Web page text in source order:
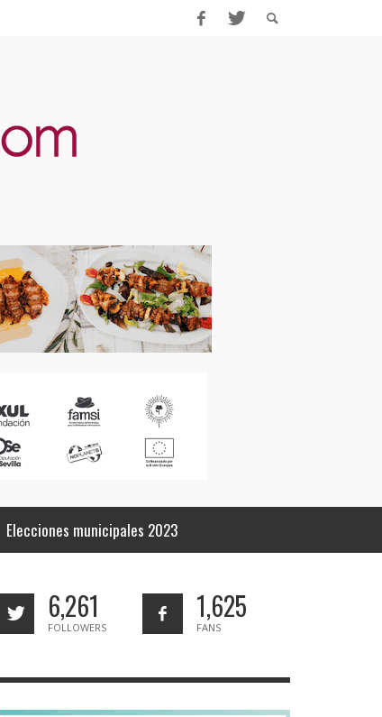
Elecciones municipales 2023
6,261
FOLLOWERS
1,625
FANS